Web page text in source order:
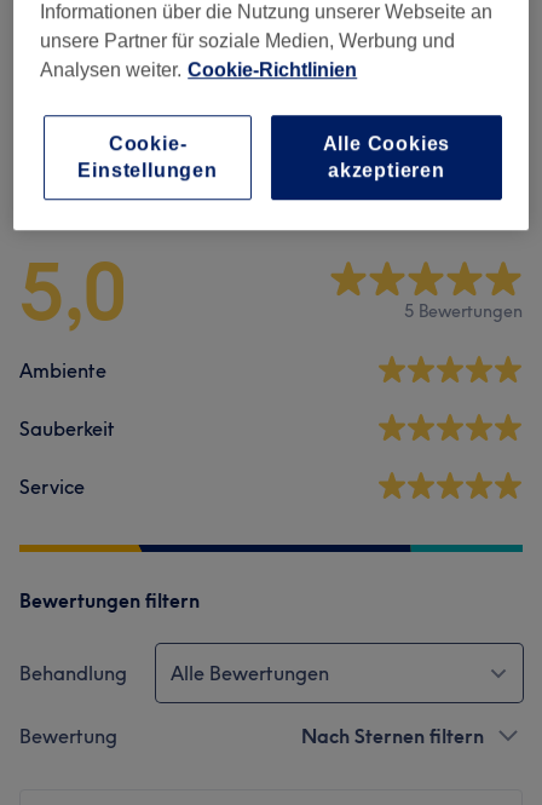
Herren -Laserhaarentfernung (22) ab 20 €
Haarentfernung Mit Fadentechnik (2)
Salonbewertungen
5,0 5 Bewertungen
Ambiente
Sauberkeit
Service
Bewertungen filtern
Behandlung Alle Bewertungen
Bewertung Nach Sternen filtern
Informationen über die Nutzung unserer Webseite an
unsere Partner für soziale Medien, Werbung und
Analysen weiter. Cookie-Richtlinien
Cookie-
Einstellungen
Alle Cookies
akzeptieren